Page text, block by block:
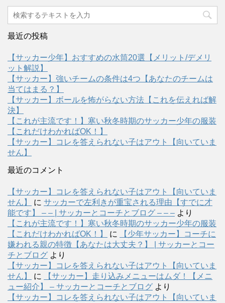
最近の投稿
【サッカー少年】おすすめの水筒20選【メリット/デメリ
ット解説】
【サッカー】強いチームの条件は4つ【あなたのチームは
当てはまる？】
【サッカー】ボールを怖がらない方法【これを伝えれば解
決】
【これが主流です！】寒い秋冬時期のサッカー少年の服装
【これだけわかればOK！】
【サッカー】コレを答えられない子はアウト【向いていま
せん】
最近のコメント
【サッカー】コレを答えられない子はアウト【向いていま
せん】
に サッカーで左利きが重宝される理由【すでに才
能です】 – – | サッカーとコーチとブログ – – – より
【これが主流です！】寒い秋冬時期のサッカー少年の服装
【これだけわかればOK！】
に
【少年サッカー】コーチに
嫌われる親の特徴【あなたは大丈夫？】 | サッカーとコー
チとブログ より
【サッカー】コレを答えられない子はアウト【向いていま
せん】
に
【サッカー】走り込みメニューはムダ！【メニ
ュー紹介】 – サッカーとコーチとブログ より
【サッカー】コレを答えられない子はアウト【向いていま